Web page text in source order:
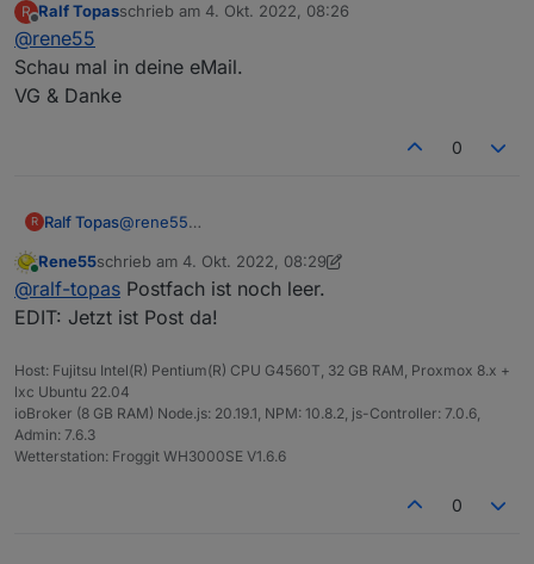
(raschy@gmx.de) deine 4 Zugangsdaten. Dann kann
R
Offline
Ralf Topasschrieb am 4. Okt. 2022, 08:26
zuletzt editiert von
@rene55
Schau mal in deine eMail.
VG & Danke
0
R Ralf Topas@rene55
VG & Danke
Online
Rene55schrieb am 4. Okt. 2022, 08:29
zuletzt editiert von Rene5510. Apr. 2022, 14:29
@ralf-topas Postfach ist noch leer.
EDIT: Jetzt ist Post da!
Host: Fujitsu Intel(R) Pentium(R) CPU G4560T, 32 GB RAM, Proxmox 8.x +
lxc Ubuntu 22.04
ioBroker (8 GB RAM) Node.js: 20.19.1, NPM: 10.8.2, js-Controller: 7.0.6,
Admin: 7.6.3
Wetterstation: Froggit WH3000SE V1.6.6
0